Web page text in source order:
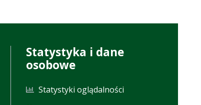
Statystyka i dane
osobowe
Statystyki oglądalności